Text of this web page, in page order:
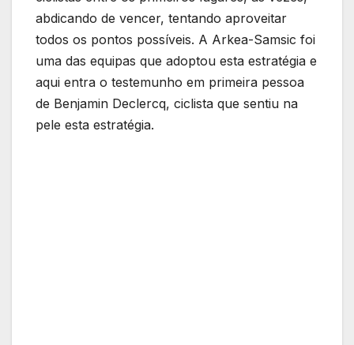
abdicando de vencer, tentando aproveitar
todos os pontos possíveis. A Arkea-Samsic foi
uma das equipas que adoptou esta estratégia e
aqui entra o testemunho em primeira pessoa
de Benjamin Declercq, ciclista que sentiu na
pele esta estratégia.